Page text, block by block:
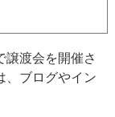
譲渡会を開催さ
、ブログやイン